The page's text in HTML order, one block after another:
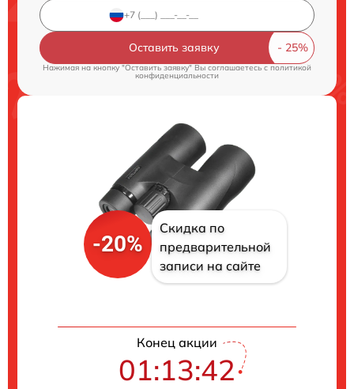
Оставить заявку
Нажимая на кнопку "Оставить заявку" Вы соглашаетесь cполитикой
конфиденциальности
-20%
Скидка по
предварительной
записи на сайте
Конец акции
01:13:41